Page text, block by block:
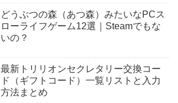
どうぶつの森（あつ森）みたいなPCス
ローライフゲーム12選｜Steamでもな
いの？
最新トリリオンセクレタリー交換コー
ド（ギフトコード）一覧リストと入力
方法まとめ